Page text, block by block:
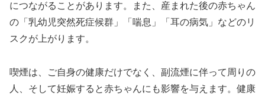
につながることがあります。また、産まれた後の赤ちゃん
の「乳幼児突然死症候群」「喘息」「耳の病気」などのリ
スクが上がります。
喫煙は、ご自身の健康だけでなく、副流煙に伴って周りの
人、そして妊娠すると赤ちゃんにも影響を与えます。健康